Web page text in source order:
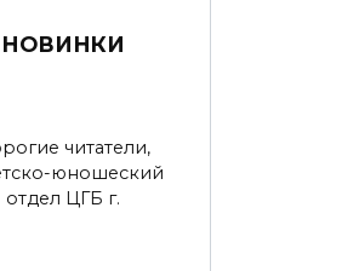
НОВИНКИ
читатели,
юношеский
отдел ЦГБ г.